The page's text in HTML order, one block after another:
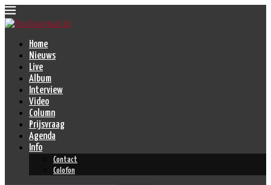
Home
Nieuws
Live
Album
Interview
Video
Column
Prijsvraag
Agenda
Info
Contact
Colofon